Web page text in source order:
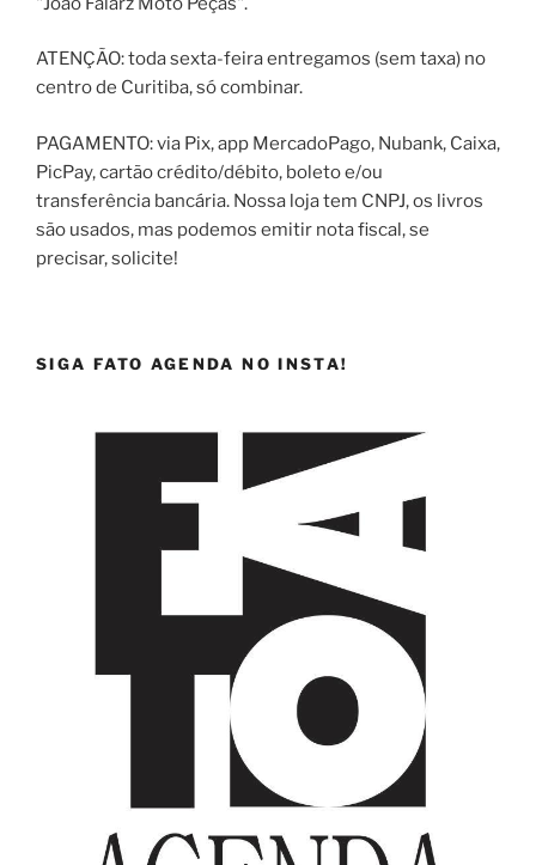
ATENÇÃO: toda sexta-feira entregamos (sem taxa) no
centro de Curitiba, só combinar.
PAGAMENTO: via Pix, app MercadoPago, Nubank, Caixa,
PicPay, cartão crédito/débito, boleto e/ou
transferência bancária. Nossa loja tem CNPJ, os livros
são usados, mas podemos emitir nota fiscal, se
precisar, solicite!
SIGA FATO AGENDA NO INSTA!